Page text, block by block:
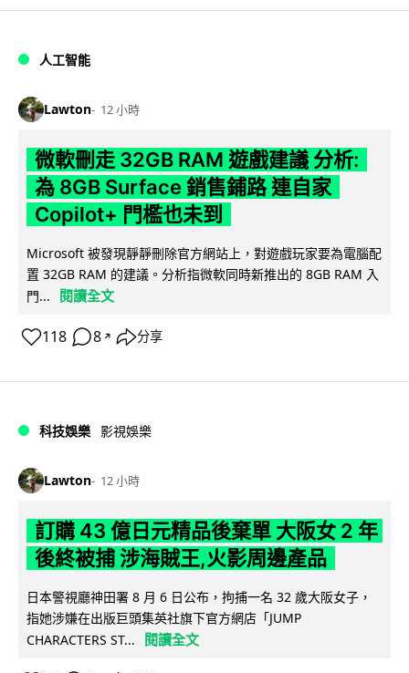
人工智能
Lawton 12 小時
微軟刪走 32GB RAM 遊戲建議 分析:
為 8GB Surface 銷售鋪路 連自家
Copilot+ 門檻也未到
Microsoft 被發現靜靜刪除官方網站上，對遊戲玩家要為電腦配
置 32GB RAM 的建議。分析指微軟同時新推出的 8GB RAM 入
門...
閱讀全文
118 8 ↗ 分享
科技娛樂 影視娛樂
Lawton 12 小時
訂購 43 億日元精品後棄單 大阪女 2 年
後終被捕 涉海賊王,火影周邊產品
日本警視廳神田署 8 月 6 日公布，拘捕一名 32 歲大阪女子，
指她涉嫌在出版巨頭集英社旗下官方網店「JUMP
CHARACTERS ST...
閱讀全文